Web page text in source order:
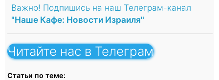
Важно! Подпишись на наш Телеграм-канал
"Наше Кафе: Новости Израиля"
Читайте нас в Телеграм
Статьи по теме: